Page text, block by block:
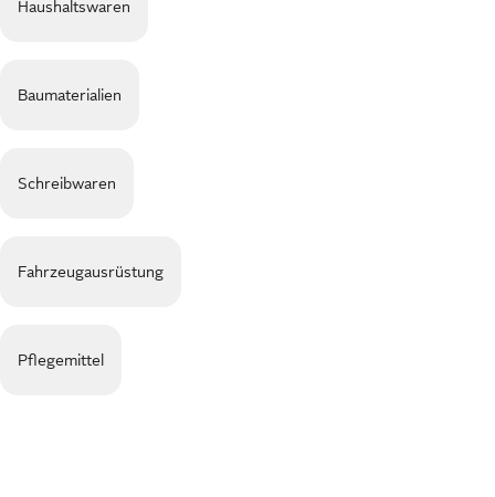
Haushaltswaren
Baumaterialien
Schreibwaren
Fahrzeugausrüstung
Pflegemittel